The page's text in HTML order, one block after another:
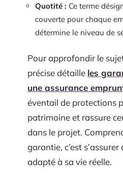
Quotité : Ce terme
couverte pour chaque
détermine le niveau de
Pour approfondir le
précise détaille les
une assurance
éventail de protections
patrimoine et rassure
dans le projet.
garantie, c’est
adapté à sa vie réelle.